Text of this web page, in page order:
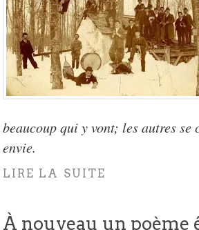
beaucoup qui y vont; les autres se
envie.
LIRE LA SUITE
À nouveau un poème